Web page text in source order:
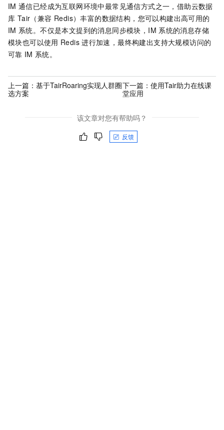
IM 通信已经成为互联网环境中最常见通信方式之一，借助云数据
库 Tair（兼容 Redis）丰富的数据结构，您可以构建出高可用的
IM 系统。不仅是本文提到的消息同步模块，IM 系统的消息存储
模块也可以使用 Redis 进行加速，最终构建出支持大规模访问的
可靠 IM 系统。
上一篇： 基于TairRoaring实现人群圈
选方案
下一篇：使用Tair助力在线课
堂应用
该文章对您有帮助吗？
反馈